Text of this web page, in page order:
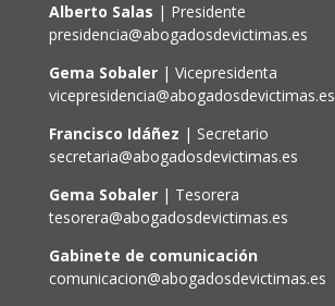
Alberto Salas | Presidente
presidencia@abogadosdevictimas.es
Gema Sobaler | Vicepresidenta
vicepresidencia@abogadosdevictimas.es
Francisco Idáñez | Secretario
secretaria@abogadosdevictimas.es
Gema Sobaler| Tesorera
tesorera@abogadosdevictimas.es
Gabinete de comunicación
comunicacion@abogadosdevictimas.es